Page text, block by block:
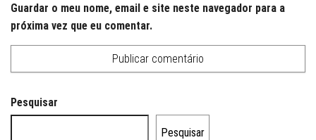
Guardar o meu nome, email e site neste navegador para a
próxima vez que eu comentar.
Pesquisar
Pesquisar